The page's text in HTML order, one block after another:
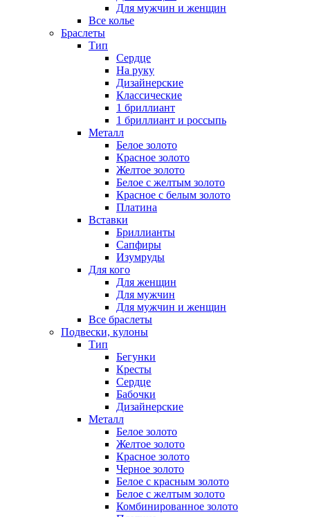
Для мужчин и женщин
Все колье
Браслеты
Тип
Сердце
На руку
Дизайнерские
Классические
1 бриллиант
1 бриллиант и россыпь
Металл
Белое золото
Красное золото
Желтое золото
Белое с желтым золото
Красное с белым золото
Платина
Вставки
Бриллианты
Сапфиры
Изумруды
Для кого
Для женщин
Для мужчин
Для мужчин и женщин
Все браслеты
Подвески, кулоны
Тип
Бегунки
Кресты
Сердце
Бабочки
Дизайнерские
Металл
Белое золото
Желтое золото
Красное золото
Черное золото
Белое с красным золото
Белое с желтым золото
Комбинированное золото